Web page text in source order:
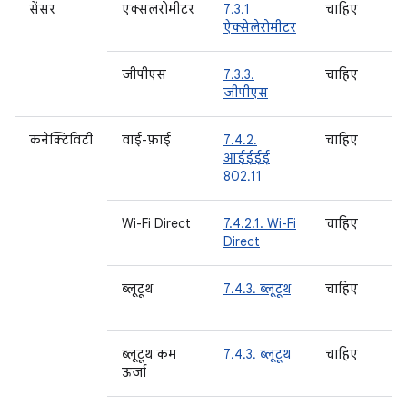
सेंसर एक्सलरोमीटर
7.3.1
ऐक्सेलेरोमीटर
चाहिए
जीपीएस
7.3.3.
जीपीएस
चाहिए
कनेक्टिविटी वाई-फ़ाई
7.4.2.
आईईईई
802.11
चाहिए
Wi-Fi Direct
7.4.2.1. Wi-Fi
Direct
चाहिए
ब्लूटूथ 7.4.3. ब्लूटूथ चाहिए
ब्लूटूथ कम
ऊर्जा
7.4.3. ब्लूटूथ चाहिए